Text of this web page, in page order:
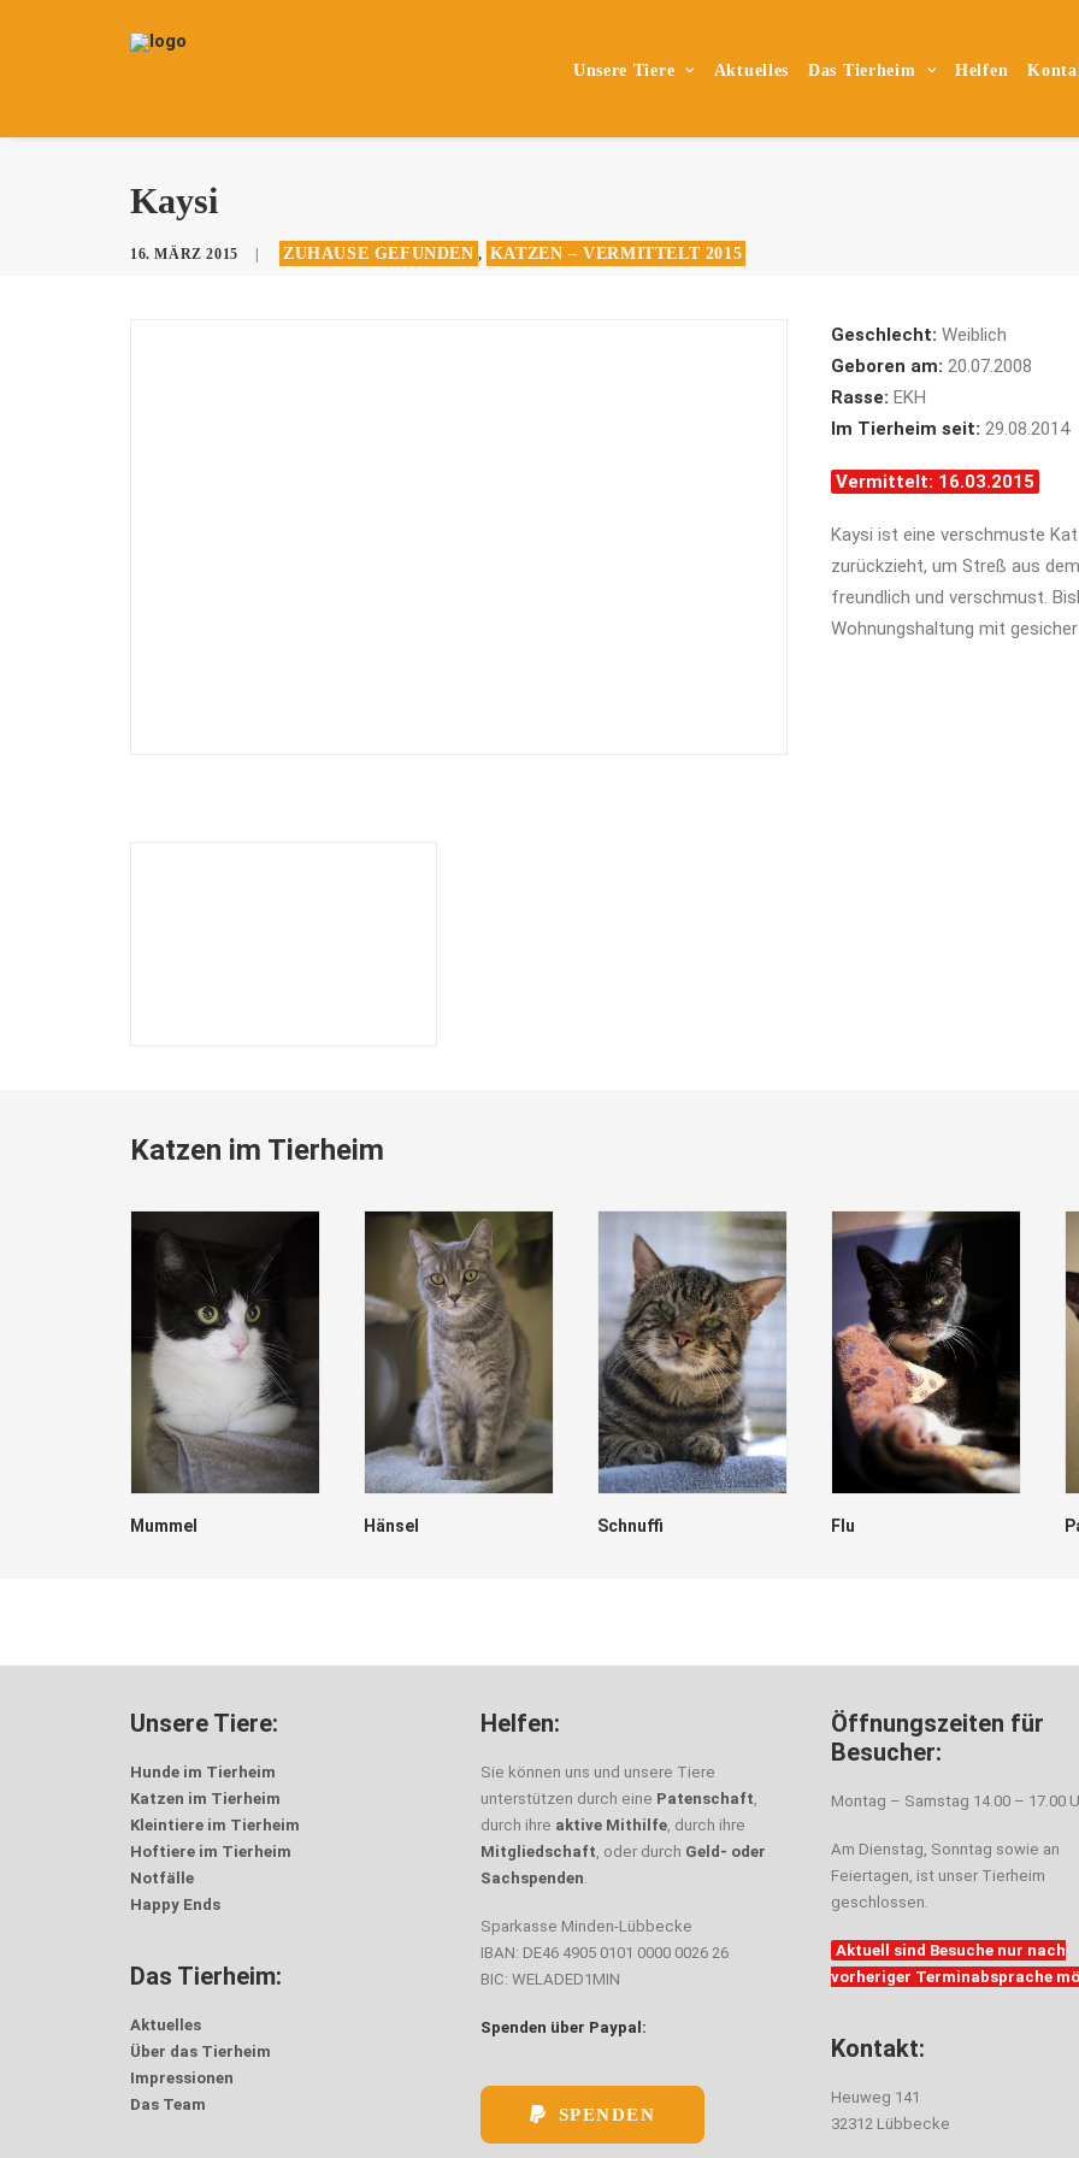
Unsere Tiere Aktuelles Das Tierheim Helfen
Kaysi
16. MÄRZ 2015 ZUHAUSE GEFUNDEN , KATZEN – VERMITTELT 2015
Geschlecht: Weiblich
Geboren am: 20.07.2008
Rasse: EKH
Im Tierheim seit: 29.08.2014
Vermittelt: 16.03.2015
Kaysi ist eine verschmuste
zurückzieht, um Streß aus
freundlich und verschmust.
Wohnungshaltung mit
Katzen im Tierheim
Mummel Hänsel Schnuffi Flu
Unsere Tiere:
Hunde im Tierheim
Katzen im Tierheim
Kleintiere im Tierheim
Hoftiere im Tierheim
Notfälle
Happy Ends
Das Tierheim:
Aktuelles
Über das Tierheim
Impressionen
Das Team
Helfen:
Sie können uns und unsere Tiere
unterstützen durch eine Patenschaft,
durch ihre aktive Mithilfe, durch ihre
Mitgliedschaft, oder durch Geld- oder
Sachspenden.
Sparkasse Minden-Lübbecke
IBAN: DE46 4905 0101 0000 0026 26
BIC: WELADED1MIN
Spenden über Paypal:
SPENDEN
Öffnungszeiten für
Besucher:
Montag – Samstag 14.00 – 17.00
Am Dienstag, Sonntag sowie an
Feiertagen, ist unser Tierheim
geschlossen.
Aktuell sind Besuche nur nach
vorheriger Terminabsprache
Kontakt:
Heuweg 141
32312 Lübbecke